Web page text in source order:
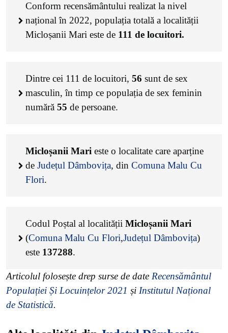
Conform recensământului realizat la nivel
național în 2022, populația totală a localității
Micloșanii Mari este de 111 de locuitori.
Dintre cei 111 de locuitori, 56 sunt de sex
masculin, în timp ce populația de sex feminin
numără 55 de persoane.
Micloșanii Mari este o localitate care aparține
de Județul Dâmbovița, din Comuna Malu Cu
Flori.
Codul Poștal al localității Micloșanii Mari
(Comuna Malu Cu Flori,Județul Dâmbovița)
este 137288.
Articolul folosește drep surse de date Recensământul
Populației Și Locuințelor 2021 și Institutul Național
de Statistică.